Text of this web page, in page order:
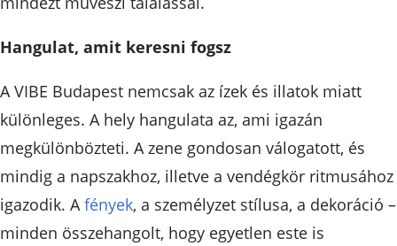
Hangulat, amit keresni fogsz
A VIBE Budapest nemcsak az ízek és illatok miatt
különleges. A hely hangulata az, ami igazán
megkülönbözteti. A zene gondosan válogatott, és
mindig a napszakhoz, illetve a vendégkör ritmusához
igazodik. A fények, a személyzet stílusa, a dekoráció –
minden összehangolt, hogy egyetlen este is